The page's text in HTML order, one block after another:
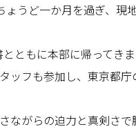
うど一か月を過ぎ、現
ともに本部に帰ってきま
ッフも参加し、東京都
がらの迫力と真剣さで